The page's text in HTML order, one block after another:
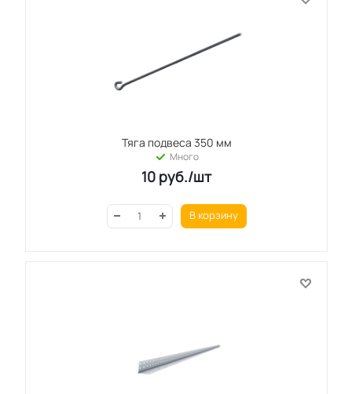
Тяга подвеса 350 мм
Много
10 руб./шт
В корзину